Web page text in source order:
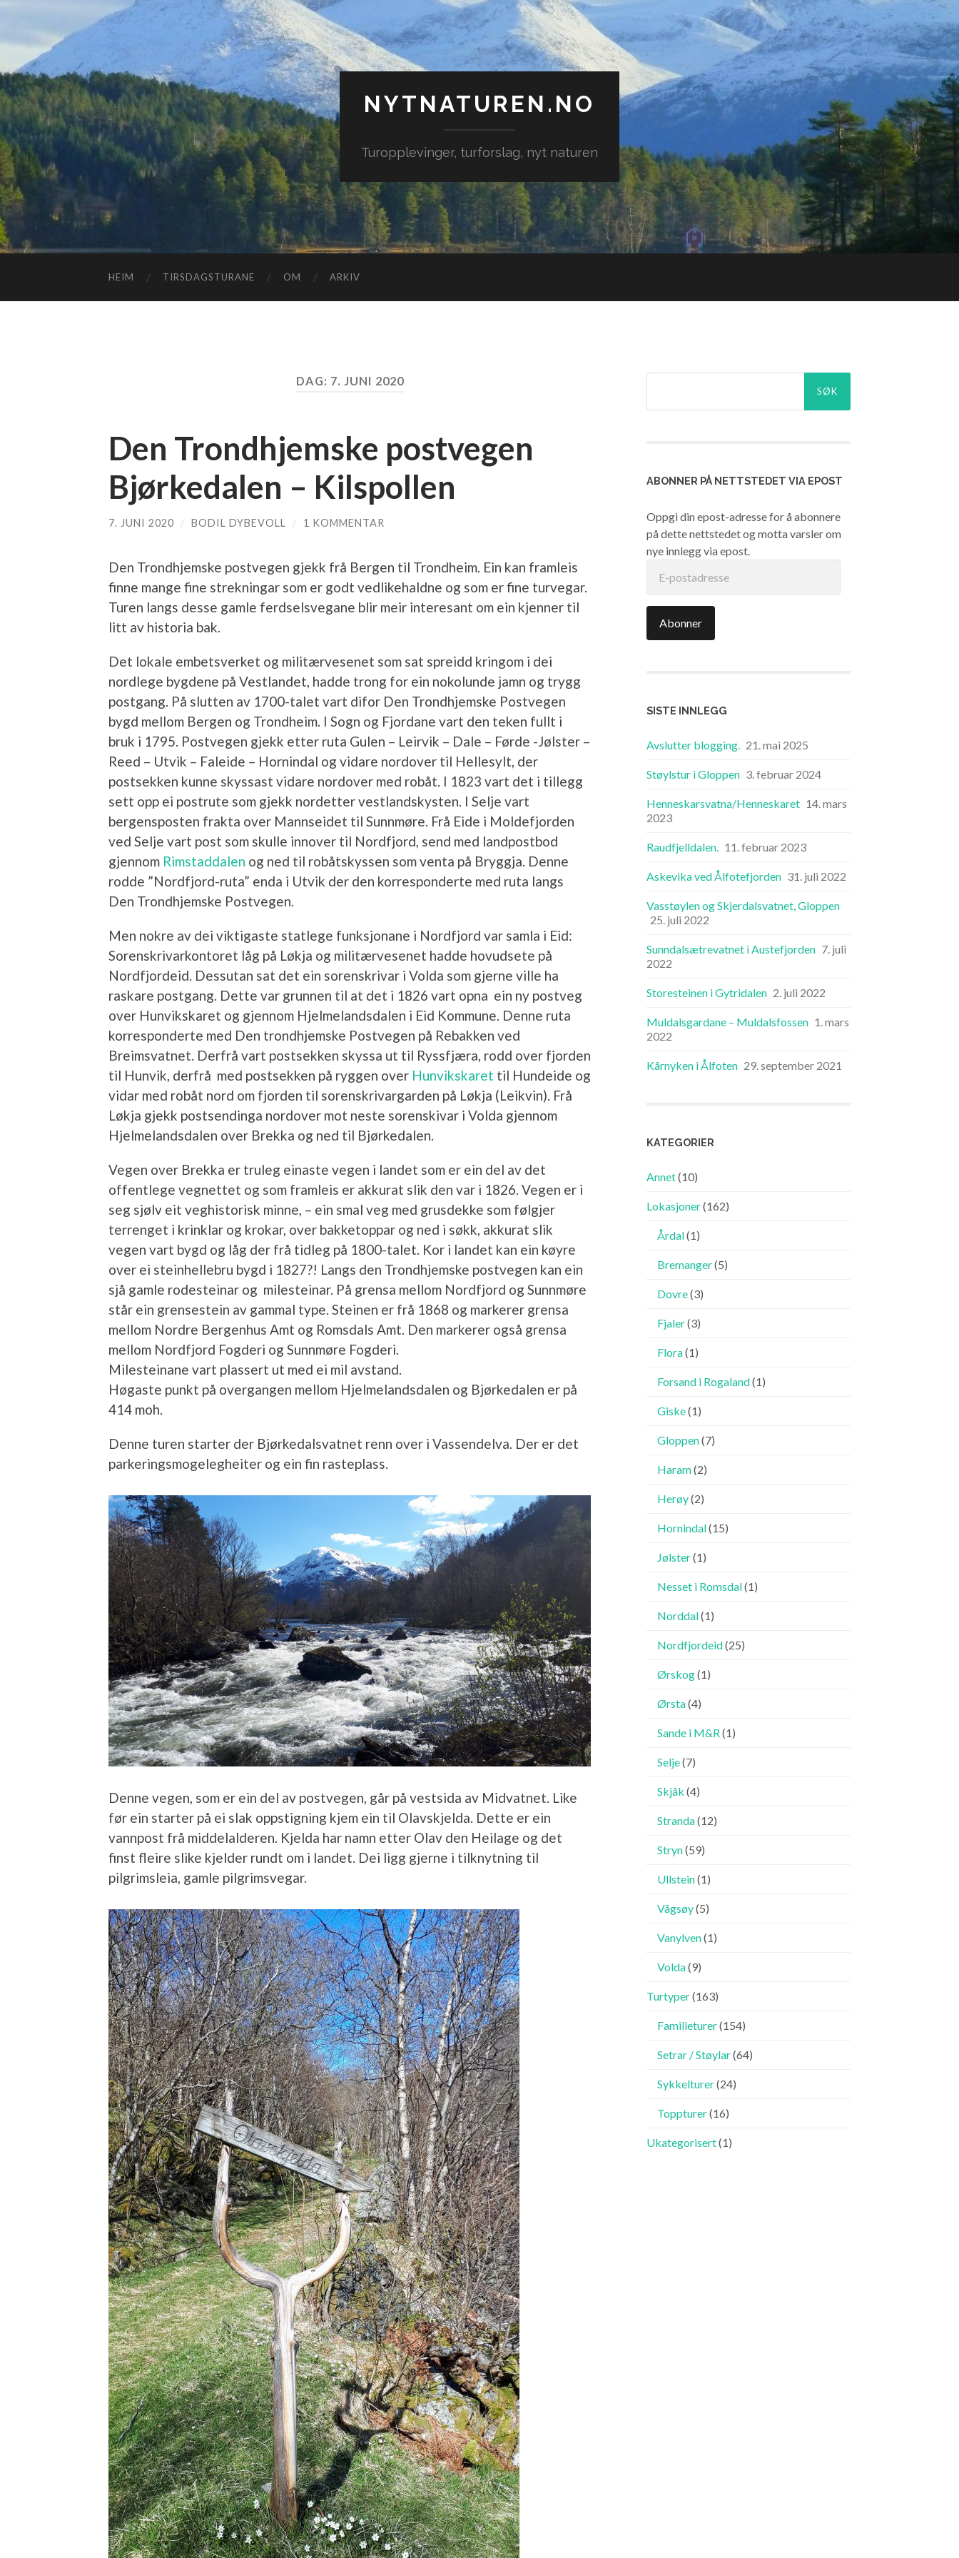
NYTNATUREN.NO
Turopplevinger, turforslag, nyt naturen
HEIM TIRSDAGSTURANE OM ARKIV
DAG: 7. JUNI 2020
Den Trondhjemske postvegen
Bjørkedalen – Kilspollen
7. JUNI 2020 / BODIL DYBEVOLL / 1 KOMMENTAR
Den Trondhjemske postvegen gjekk frå Bergen til Trondheim. Ein kan framleis
finne mange fine strekningar som er godt vedlikehaldne og som er fine turvegar.
Turen langs desse gamle ferdselsvegane blir meir interesant om ein kjenner til
litt av historia bak.
Det lokale embetsverket og militærvesenet som sat spreidd kringom i dei
nordlege bygdene på Vestlandet, hadde trong for ein nokolunde jamn og trygg
postgang. På slutten av 1700-talet vart difor Den Trondhjemske Postvegen
bygd mellom Bergen og Trondheim. I Sogn og Fjordane vart den teken fullt i
bruk i 1795. Postvegen gjekk etter ruta Gulen – Leirvik – Dale – Førde -Jølster –
Reed – Utvik – Faleide – Hornindal og vidare nordover til Hellesylt, der
postsekken kunne skyssast vidare nordover med robåt. I 1823 vart det i tillegg
sett opp ei postrute som gjekk nordetter vestlandskysten. I Selje vart
bergensposten frakta over Mannseidet til Sunnmøre. Frå Eide i Moldefjorden
ved Selje vart post som skulle innover til Nordfjord, send med landpostbod
gjennom Rimstaddalen og ned til robåtskyssen som venta på Bryggja. Denne
rodde ”Nordfjord-ruta” enda i Utvik der den korresponderte med ruta langs
Den Trondhjemske Postvegen.
Men nokre av dei viktigaste statlege funksjonane i Nordfjord var samla i Eid:
Sorenskrivarkontoret låg på Løkja og militærvesenet hadde hovudsete på
Nordfjordeid. Dessutan sat det ein sorenskrivar i Volda som gjerne ville ha
raskare postgang. Dette var grunnen til at det i 1826 vart opna ein ny postveg
over Hunvikskaret og gjennom Hjelmelandsdalen i Eid Kommune. Denne ruta
korresponderte med Den trondhjemske Postvegen på Rebakken ved
Breimsvatnet. Derfrå vart postsekken skyssa ut til Ryssfjæra, rodd over fjorden
til Hunvik, derfrå med postsekken på ryggen over Hunvikskaret til Hundeide og
vidar med robåt nord om fjorden til sorenskrivargarden på Løkja (Leikvin). Frå
Løkja gjekk postsendinga nordover mot neste sorenskivar i Volda gjennom
Hjelmelandsdalen over Brekka og ned til Bjørkedalen.
Vegen over Brekka er truleg einaste vegen i landet som er ein del av det
offentlege vegnettet og som framleis er akkurat slik den var i 1826. Vegen er i
seg sjølv eit veghistorisk minne, – ein smal veg med grusdekke som følgjer
terrenget i krinklar og krokar, over bakketoppar og ned i søkk, akkurat slik
vegen vart bygd og låg der frå tidleg på 1800-talet. Kor i landet kan ein køyre
over ei steinhellebru bygd i 1827?! Langs den Trondhjemske postvegen kan ein
sjå gamle rodesteinar og milesteinar. På grensa mellom Nordfjord og Sunnmøre
står ein grensestein av gammal type. Steinen er frå 1868 og markerer grensa
mellom Nordre Bergenhus Amt og Romsdals Amt. Den markerer også grensa
mellom Nordfjord Fogderi og Sunnmøre Fogderi.
Milesteinane vart plassert ut med ei mil avstand.
Høgaste punkt på overgangen mellom Hjelmelandsdalen og Bjørkedalen er på
414 moh.
Denne turen starter der Bjørkedalsvatnet renn over i Vassendelva. Der er det
parkeringsmogelegheiter og ein fin rasteplass.
Denne vegen, som er ein del av postvegen, går på vestsida av Midvatnet. Like
før ein starter på ei slak oppstigning kjem ein til Olavskjelda. Dette er ein
vannpost frå middelalderen. Kjelda har namn etter Olav den Heilage og det
finst fleire slike kjelder rundt om i landet. Dei ligg gjerne i tilknytning til
pilgrimsleia, gamle pilgrimsvegar.
ABONNER PÅ NETTSTEDET VIA EPOST
Oppgi din epost-adresse for å abonnere
på dette nettstedet og motta varsler om
nye innlegg via epost.
postadresse
Abonner
SISTE INNLEGG
Avslutter blogging. 21. mai 2025
Støylstur i Gloppen 3. februar 2024
Henneskarsvatna/Henneskaret 14. mars
2023
Raudfjelldalen. 11. februar 2023
Askevika ved Ålfotefjorden 31. juli 2022
Vasstøylen og Skjerdalsvatnet, Gloppen
25. juli 2022
Sunndalsætrevatnet i Austefjorden 7. juli
2022
Storesteinen i Gytridalen 2. juli 2022
Muldalsgardane – Muldalsfossen 1. mars
2022
Kårnyken i Ålfoten 29. september 2021
KATEGORIER
Annet(10)
Lokasjoner(162)
Årdal(1)
Bremanger(5)
Dovre(3)
Fjaler(3)
Flora(1)
Forsand i Rogaland(1)
Giske(1)
Gloppen(7)
Haram(2)
Herøy(2)
Hornindal(15)
Jølster(1)
Nesset i Romsdal(1)
Norddal(1)
Nordfjordeid(25)
Ørskog(1)
Ørsta(4)
Sande i M&R(1)
Selje(7)
Skjåk (4)
Stranda(12)
Stryn(59)
Ullstein(1)
Vågsøy(5)
Vanylven(1)
Volda(9)
Turtyper(163)
Familieturer(154)
Setrar / Støylar(64)
Sykkelturer(24)
Toppturer(16)
Ukategorisert(1)